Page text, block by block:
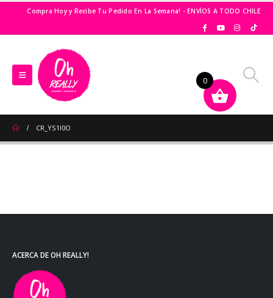
Compra Hoy y Recibe Tu Pedido En La Semana! - ENVÍOS A TODO CHILE
CR_YS1I0O
ACERCA DE OH REALLY!
0